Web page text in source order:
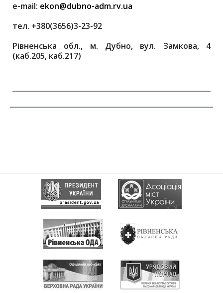
е-mail: ekon@dubno-adm.rv.ua
тел. +380(3656)3-23-92
Рівненська обл., м. Дубно, вул. Замкова, 4
(каб.205, каб.217)